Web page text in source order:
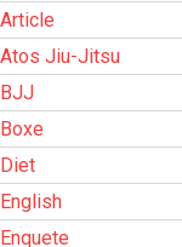
Article
Atos Jiu-Jitsu
BJJ
Boxe
Diet
English
Enquete